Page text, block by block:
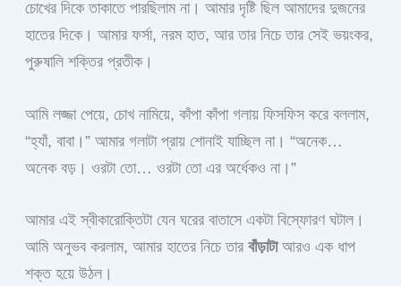
চোখের দিকে তাকাতে পারছিলাম না। আমার দৃষ্টি ছিল আমাদের দুজনের
হাতের দিকে। আমার ফর্সা, নরম হাত, আর তার নিচে তার সেই ভয়ংকর,
পুরুষালি শক্তির প্রতীক।
আমি লজ্জা পেয়ে, চোখ নামিয়ে, কাঁপা কাঁপা গলায় ফিসফিস করে বললাম,
“হ্যাঁ, বাবা।” আমার গলাটা প্রায় শোনাই যাচ্ছিল না। “অনেক…
অনেক বড়। ওরটা তো… ওরটা তো এর অর্ধেকও না।”
আমার এই স্বীকারোক্তিটা যেন ঘরের বাতাসে একটা বিস্ফোরণ ঘটাল।
আমি অনুভব করলাম, আমার হাতের নিচে তার বাঁড়াটাআরও এক ধাপ
শক্ত হয়ে উঠল।